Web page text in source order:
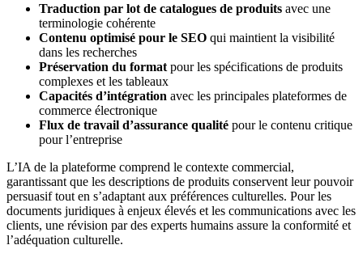
Traduction par lot de catalogues de produits avec une
terminologie cohérente
Contenu optimisé pour le SEO qui maintient la visibilité
dans les recherches
Préservation du format pour les spécifications de produits
complexes et les tableaux
Capacités d’intégration avec les principales plateformes de
commerce électronique
Flux de travail d’assurance qualité pour le contenu critique
pour l’entreprise
L’IA de la plateforme comprend le contexte commercial,
garantissant que les descriptions de produits conservent leur pouvoir
persuasif tout en s’adaptant aux préférences culturelles. Pour les
documents juridiques à enjeux élevés et les communications avec les
clients, une révision par des experts humains assure la conformité et
l’adéquation culturelle.